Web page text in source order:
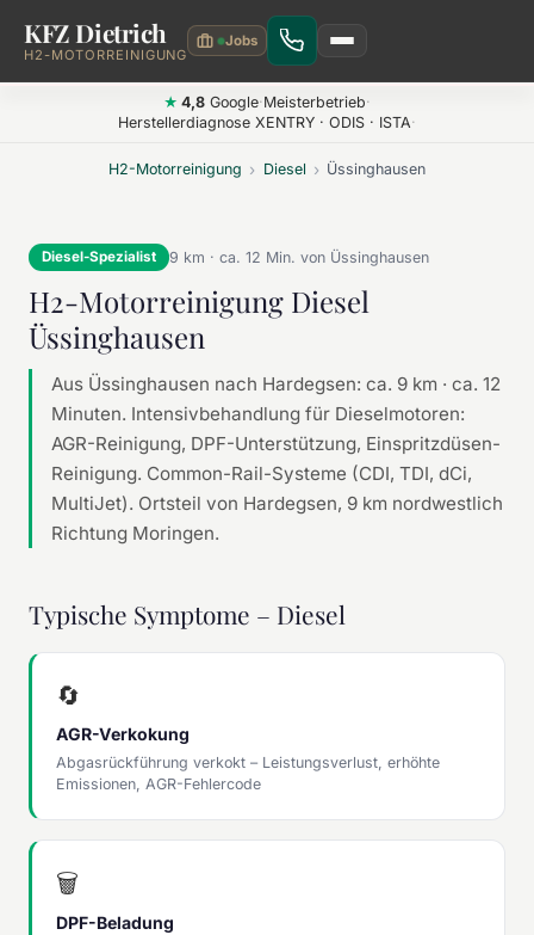
Zum Hauptinhalt springen
KFZ Dietrich
H2-MOTORREINIGUNG
★ 4,8Google·Meisterbetrieb·
Herstellerdiagnose XENTRY · ODIS · ISTA·
H2-Motorreinigung › Diesel › Üssinghausen
Diesel-Spezialist 9 km · ca. 12 Min. von Üssinghausen
H2-Motorreinigung Diesel
Üssinghausen
Aus Üssinghausen nach Hardegsen: ca. 9 km · ca. 12
Minuten. Intensivbehandlung für Dieselmotoren:
AGR-Reinigung, DPF-Unterstützung, Einspritzdüsen-
Reinigung. Common-Rail-Systeme (CDI, TDI, dCi,
MultiJet). Ortsteil von Hardegsen, 9 km nordwestlich
Richtung Moringen.
Typische Symptome – Diesel
🔄
AGR-Verkokung
Abgasrückführung verkokt – Leistungsverlust, erhöhte
Emissionen, AGR-Fehlercode
🗑
DPF-Beladung